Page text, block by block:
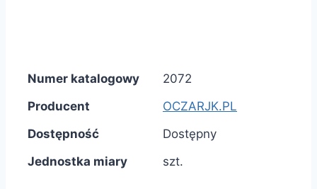
Numer katalogowy
2072
Producent
OCZARJK.PL
Dostępność
Dostępny
Jednostka miary
szt.